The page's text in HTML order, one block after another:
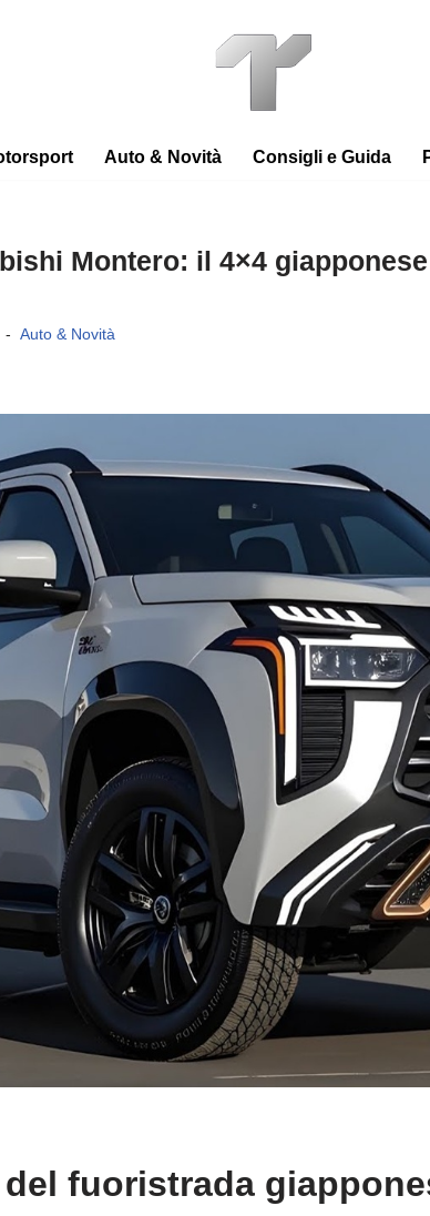
Auto & Novità Consigli e Guida
Montero: il 4×4
Auto & Novità
fuoristrada